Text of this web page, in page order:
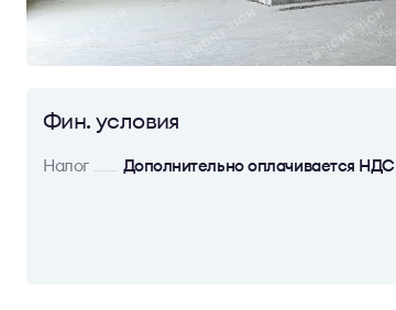
Фин. условия
Налог Дополнительно оплачивается НДС